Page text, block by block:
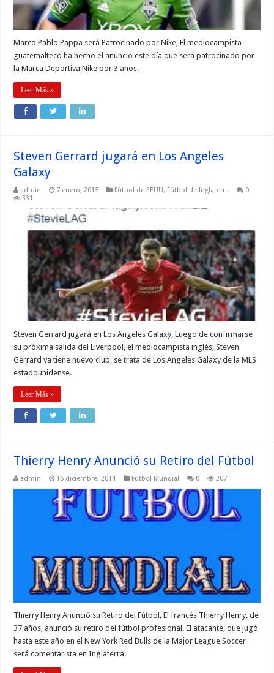
Marco Pablo Pappa será Patrocinado por Nike, El mediocampista
guatemalteco ha hecho el anuncio este día que será patrocinado por
la Marca Deportiva Nike por 3 años.
Leer Más »
Steven Gerrard jugará en Los Angeles
Galaxy
admin 7 enero, 2015 Fútbol de EEUU, Fútbol de Inglaterra
0
331
Steven Gerrard jugará en Los Angeles Galaxy, Luego de confirmarse
su próxima salida del Liverpool, el mediocampista inglés, Steven
Gerrard ya tiene nuevo club, se trata de Los Angeles Galaxy de la MLS
estadounidense.
Leer Más »
Thierry Henry Anunció su Retiro del Fútbol
admin 16 diciembre, 2014 Fútbol Mundial 0 207
Thierry Henry Anunció su Retiro del Fútbol, El francés Thierry Henry, de
37 años, anunció su retiro del fútbol profesional. El atacante, que jugó
hasta este año en el New York Red Bulls de la Major League Soccer
será comentarista en Inglaterra.